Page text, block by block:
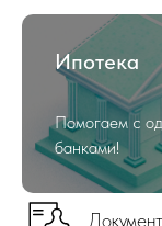
Ипотека
Помогаем с
банками!